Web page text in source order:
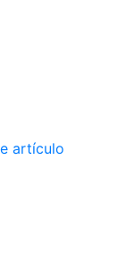
artículo